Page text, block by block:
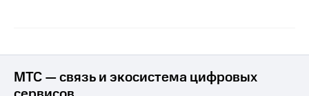
управление
Корпоративный
МТС — связь и экосистема цифровых